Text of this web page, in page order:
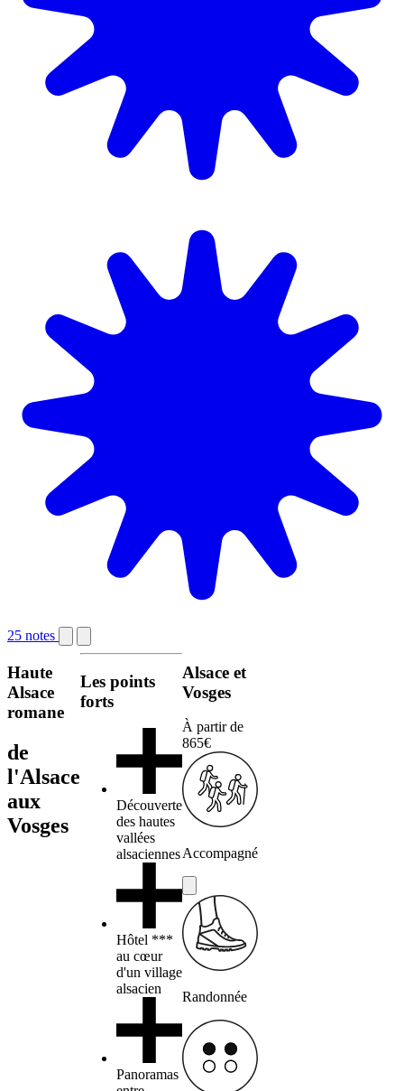
25 notes
Haute
Alsace
romane
de
l'Alsace
aux
Vosges
Les points
forts
Découverte
des hautes
vallées
alsaciennes
Hôtel ***
au cœur
d'un village
alsacien
Panoramas
Alsace et
Vosges
À partir de
865€
Accompagné
Randonnée